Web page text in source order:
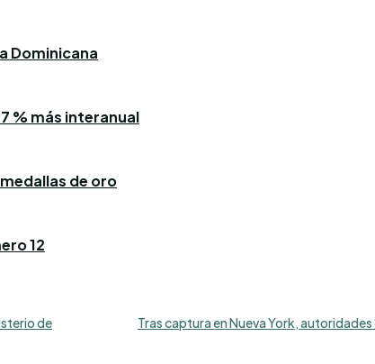
Dominicana
% más interanual
de oro
12
de
Tras captura en Nueva York,